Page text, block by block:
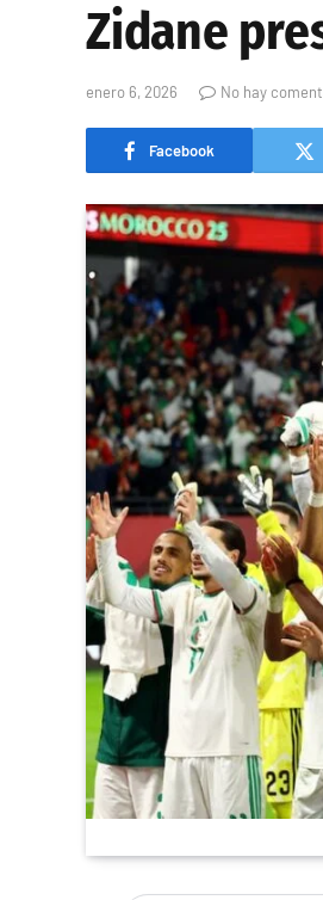
Zidane
enero 6, 2026 No hay
Facebook